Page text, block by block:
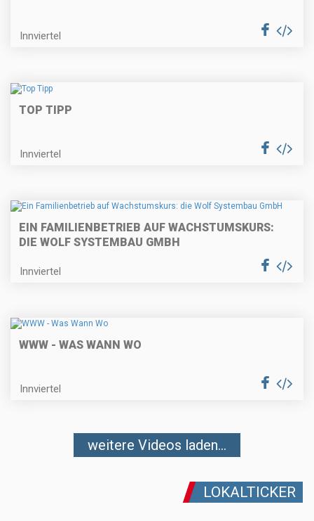
Innviertel
TOP TIPP
Innviertel
EIN FAMILIENBETRIEB AUF WACHSTUMSKURS:
DIE WOLF SYSTEMBAU GMBH
Innviertel
WWW - WAS WANN WO
Innviertel
weitere Videos laden...
LOKALTICKER